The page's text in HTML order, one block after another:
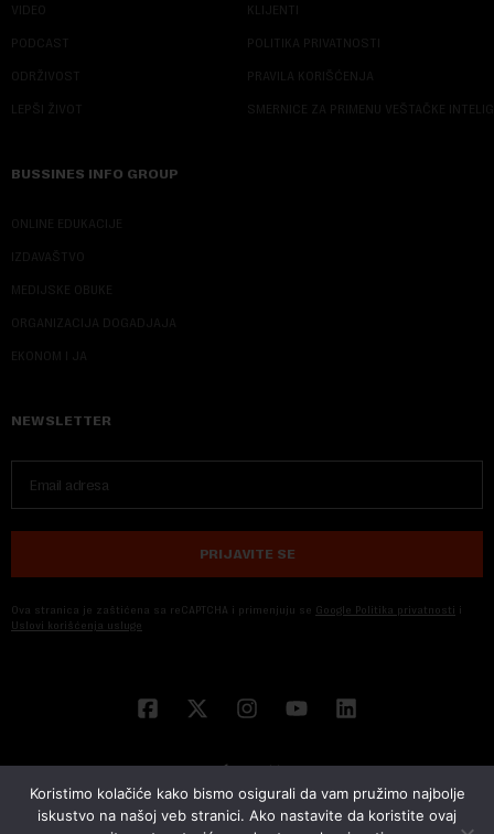
VIDEO
PODCAST
ODRŽIVOST
LEPŠI ŽIVOT
KLIJENTI
POLITIKA PRIVATNOSTI
PRAVILA KORIŠĆENJA
SMERNICE ZA PRIMENU VEŠTAČKE
BUSSINES INFO GROUP
ONLINE EDUKACIJE
IZDAVAŠTVO
MEDIJSKE OBUKE
ORGANIZACIJA DOGADJAJA
EKONOM I JA
NEWSLETTER
PRIJAVITE SE
Ova stranica je zaštićena sa reCAPTCHA i primenjuju se Google Politika privatnosti i
Uslovi korišćenja usluge
Koristimo kolačiće kako bismo osigurali da vam pružimo najbolje
iskustvo na našoj veb stranici. Ako nastavite da koristite ovaj